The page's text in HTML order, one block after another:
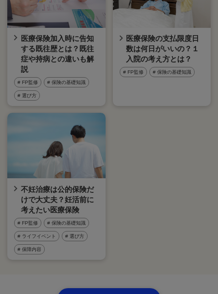
医療保険加入時に告知
する既往歴とは？既往
症や持病との違いも解
説
# FP監修 # 保険の基礎知識
# 選び方
医療保険の支払限度日
数は何日がいいの？１
入院の考え方とは？
# FP監修 # 保険の基礎知識
不妊治療は公的保険だ
けで大丈夫？妊活前に
考えたい医療保険
# FP監修 # 保険の基礎知識
# ライフイベント # 選び方
# 保障内容